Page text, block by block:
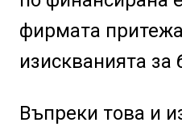
фирмата
изискванията
Въпреки това и